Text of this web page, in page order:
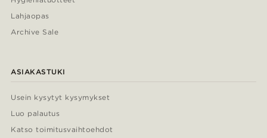
Lahjaopas
Archive Sale
ASIAKASTUKI
Usein kysytyt kysymykset
Luo palautus
Katso toimitusvaihtoehdot